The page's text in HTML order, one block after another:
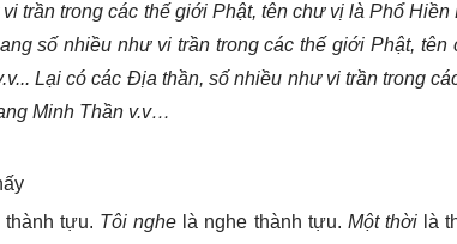
trần trong các thế giới Phật, tên chư vị là Phổ
số nhiều như vi trần trong các thế giới Phật,
Lại có các Địa thần, số nhiều như vi trần trong
Minh Thần v.v…
thành tựu. Tôi nghe là nghe thành tựu. Một thời là